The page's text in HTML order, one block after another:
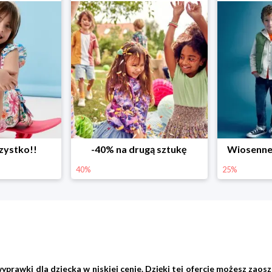
-40% na drugą sztukę
40% 25%
dla dziecka w niskiej cenie. Dzięki tej ofercie możesz